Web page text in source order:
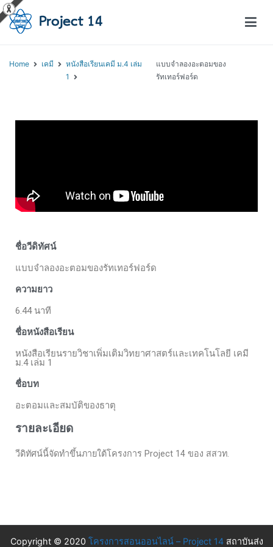
Home เคมี
หนังสือเรียนเคมี ม.4 เล่ม
1
แบบจำลองอะตอมของ
รัทเทอร์ฟอร์ด
ชื่อวีดิทัศน์
แบบจำลองอะตอมของรัทเทอร์ฟอร์ด
ความยาว
6.44 นาที
ชื่อหนังสือเรียน
หนังสือเรียนรายวิชาเพิ่มเติมวิทยาศาสตร์และเทคโนโลยี เคมี
ม.4 เล่ม 1
ชื่อบท
อะตอมและสมบัติของธาตุ
รายละเอียด
วีดิทัศน์นี้จัดทำขึ้นภายใต้โครงการ Project 14 ของ สสวท.
Copyright © 2020 โครงการสอนออนไลน์ – Project 14สถาบันส่ง